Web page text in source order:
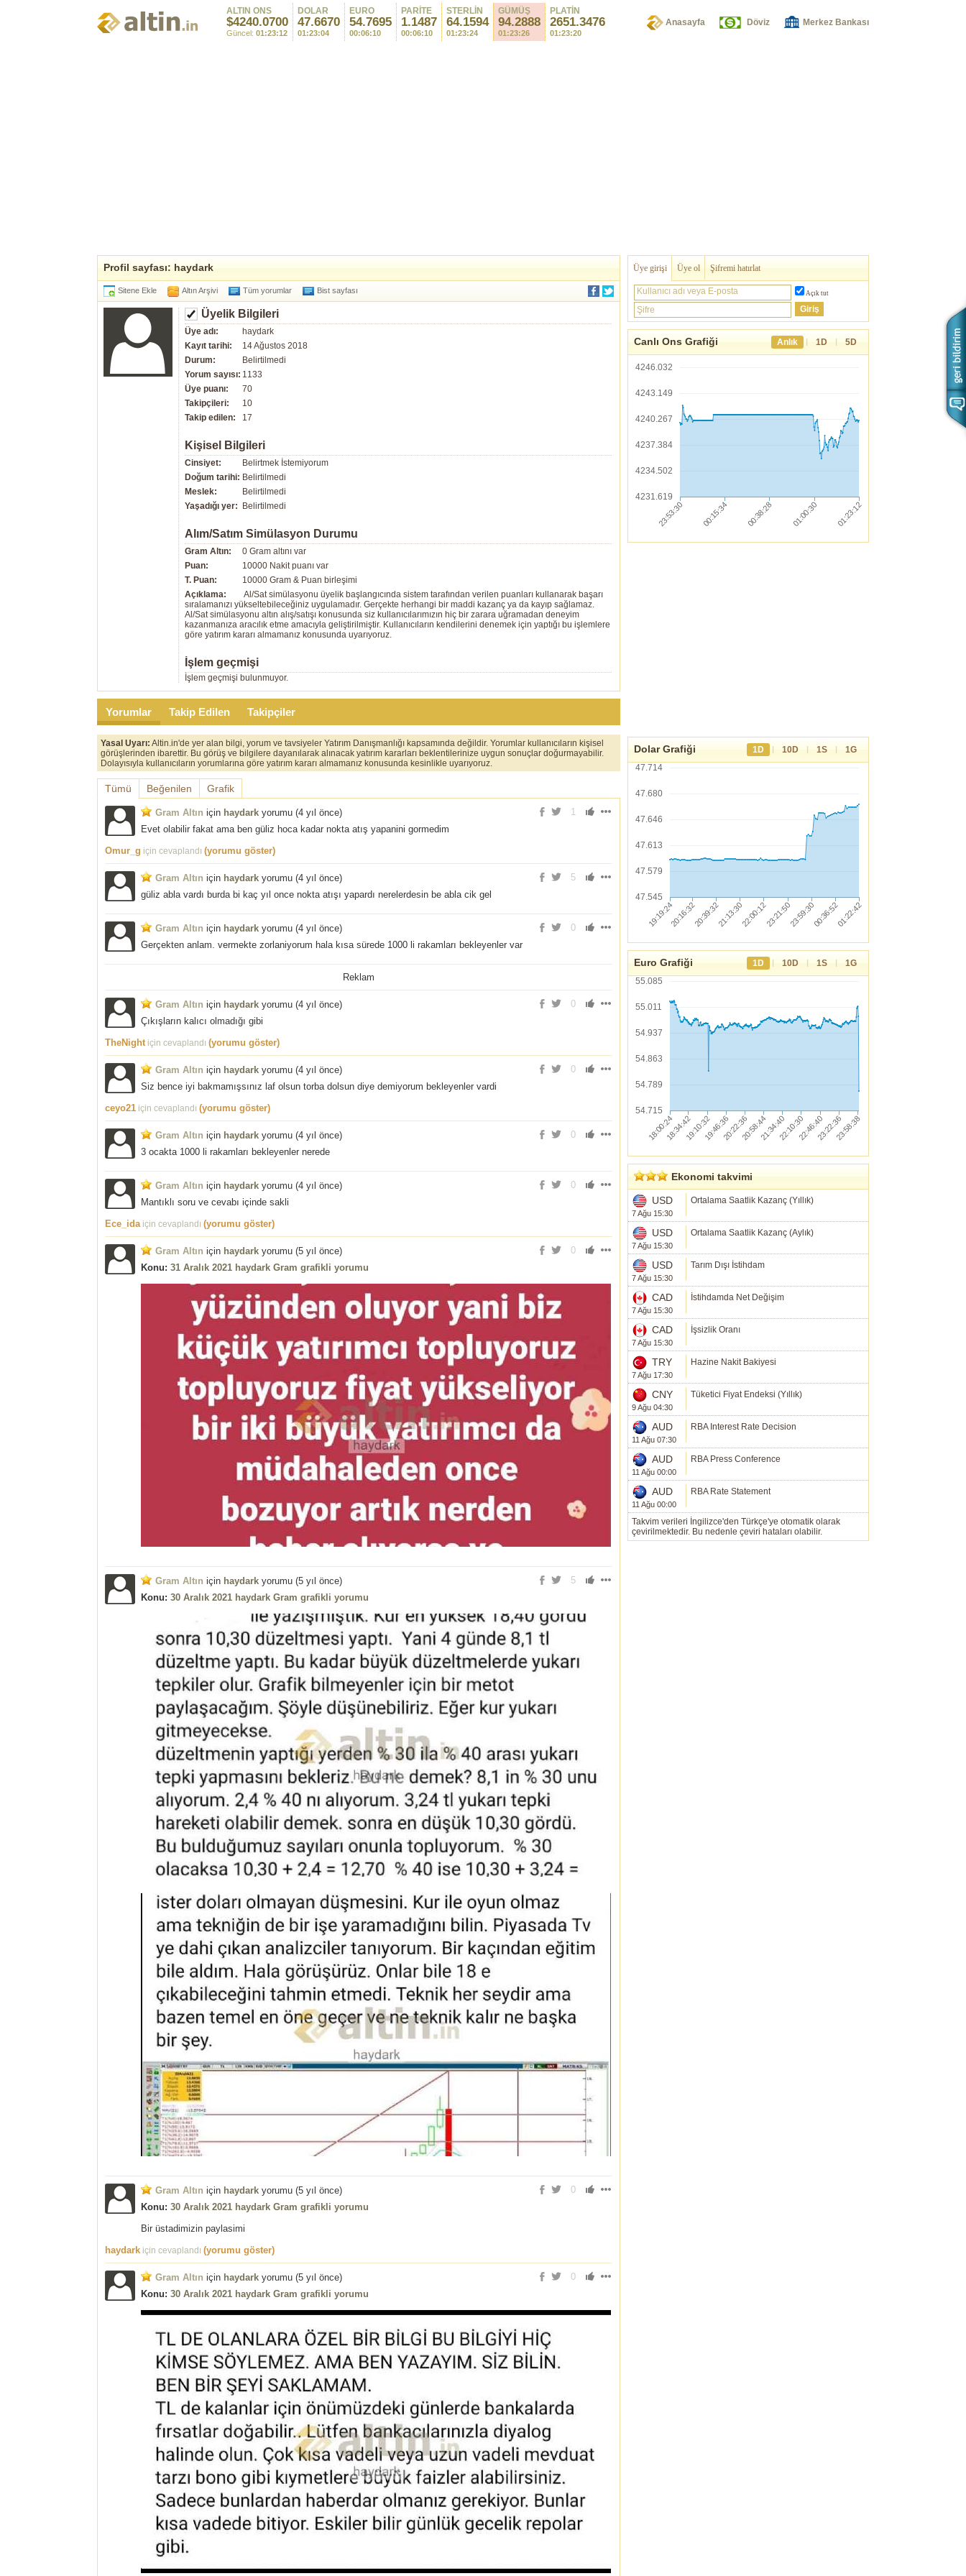
ALTIN ONS
$4240.0700
Güncel: 01:23:12
DOLAR
47.6670
01:23:04
EURO
54.7695
00:06:10
PARİTE
1.1487
00:06:10
STERLİN
64.1594
01:23:24
GÜMÜŞ
94.2965
01:23:28
PLATİN
2651.3476
01:23:20
Anasayfa Döviz Merkez Bankası
Profil sayfası: haydark
Sitene Ekle Altın Arşivi Tüm yorumlar Bist sayfası
Üyelik Bilgileri
Üye adı:
haydark
Kayıt tarihi:
14 Ağustos 2018
Durum:
Belirtilmedi
Yorum sayısı: 1133
Üye puanı:
70
Takipçileri:
10
Takip edilen:
17
Kişisel Bilgileri
Cinsiyet:
Belirtmek İstemiyorum
Doğum tarihi: Belirtilmedi
Meslek:
Belirtilmedi
Yaşadığı yer:
Belirtilmedi
Alım/Satım Simülasyon Durumu
Gram Altın:
0 Gram altını var
Puan:
10000 Nakit puanı var
T. Puan:
10000 Gram & Puan birleşimi
Açıklama:
Al/Sat simülasyonu üyelik başlangıcında sistem tarafından verilen puanları kullanarak başarı
sıralamanızı yükseltebileceğiniz uygulamadır. Gerçekte herhangi bir maddi kazanç ya da kayıp sağlamaz.
Al/Sat simülasyonu altın alış/satışı konusunda siz kullanıcılarımızın hiç bir zarara uğramadan deneyim
kazanmanıza aracılık etme amacıyla geliştirilmiştir. Kullanıcıların kendilerini denemek için yaptığı bu işlemlere
göre yatırım kararı almamanız konusunda uyarıyoruz.
İşlem geçmişi
İşlem geçmişi bulunmuyor.
Yorumlar Takip Edilen Takipçiler
Yasal Uyarı: Altin.in'de yer alan bilgi, yorum ve tavsiyeler Yatırım Danışmanlığı kapsamında değildir. Yorumlar kullanıcıların kişisel
görüşlerinden ibarettir. Bu görüş ve bilgilere dayanılarak alınacak yatırım kararları beklentilerinize uygun sonuçlar doğurmayabilir.
Dolayısıyla kullanıcıların yorumlarına göre yatırım kararı almamanız konusunda kesinlikle uyarıyoruz.
Tümü Beğenilen Grafik
1
Gram Altın için haydark yorumu (4 yıl önce)
Evet olabilir fakat ama ben güliz hoca kadar nokta atış yapanini gormedim
Omur_g için cevaplandı (yorumu göster)
5
Gram Altın için haydark yorumu (4 yıl önce)
güliz abla vardı burda bi kaç yıl once nokta atışı yapardı nerelerdesin be abla cik gel
0
Gram Altın için haydark yorumu (4 yıl önce)
Gerçekten anlam. vermekte zorlaniyorum hala kısa sürede 1000 li rakamları bekleyenler var
Reklam
0
Gram Altın için haydark yorumu (4 yıl önce)
Çıkışların kalıcı olmadığı gibi
TheNightiçin cevaplandı (yorumu göster)
0
Gram Altın için haydark yorumu (4 yıl önce)
Siz bence iyi bakmamışsınız laf olsun torba dolsun diye demiyorum bekleyenler vardi
ceyo21 için cevaplandı (yorumu göster)
0
Gram Altın için haydark yorumu (4 yıl önce)
3 ocakta 1000 li rakamları bekleyenler nerede
0
Gram Altın için haydark yorumu (4 yıl önce)
Mantıklı soru ve cevabı içinde sakli
Ece_idaiçin cevaplandı (yorumu göster)
0
Gram Altın için haydark yorumu (5 yıl önce)
Konu: 31 Aralık 2021 haydark Gram grafikli yorumu
5
Gram Altın için haydark yorumu (5 yıl önce)
Konu: 30 Aralık 2021 haydark Gram grafikli yorumu
0
Gram Altın için haydark yorumu (5 yıl önce)
Konu: 30 Aralık 2021 haydark Gram grafikli yorumu
Bir üstadimizin paylasimi
haydark için cevaplandı (yorumu göster)
0
Gram Altın için haydark yorumu (5 yıl önce)
Konu: 30 Aralık 2021 haydark Gram grafikli yorumu
Üye girişi Üye ol Şifremi hatırlat
Kullanıcı adı veya E-posta Açık tut
Şifre
Canlı Ons Grafiği Anlık | 1D | 5D
4246.032
4243.149
4240.267
4237.384
4234.502
4231.619
Dolar Grafiği 1D | 10D | 1S |
1G
47.714
47.680
47.646
47.613
47.579
47.545
Euro Grafiği 1D | 10D | 1S |
1G
55.085
55.011
54.937
54.863
54.789
54.715
Ekonomi takvimi
USD
7 Ağu 15:30
Ortalama Saatlik Kazanç (Yıllık)
USD
7 Ağu 15:30
Ortalama Saatlik Kazanç (Aylık)
USD
7 Ağu 15:30
Tarım Dışı İstihdam
CAD
7 Ağu 15:30
İstihdamda Net Değişim
CAD
7 Ağu 15:30
İşsizlik Oranı
TRY
7 Ağu 17:30
Hazine Nakit Bakiyesi
CNY
9 Ağu 04:30
Tüketici Fiyat Endeksi (Yıllık)
AUD
11 Ağu 07:30
RBA Interest Rate Decision
AUD
11 Ağu 00:00
RBA Press Conference
AUD
11 Ağu 00:00
RBA Rate Statement
Takvim verileri İngilizce'den Türkçe'ye otomatik olarak
çevirilmektedir. Bu nedenle çeviri hataları olabilir.